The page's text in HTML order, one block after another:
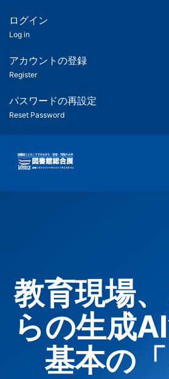
ツ
匿
名
ユ
ー
ー
用
メ
ログイン
Log in
アカウントの登録
Register
パスワードの再設定
Reset Password
教育現場
らの生成
基本の「